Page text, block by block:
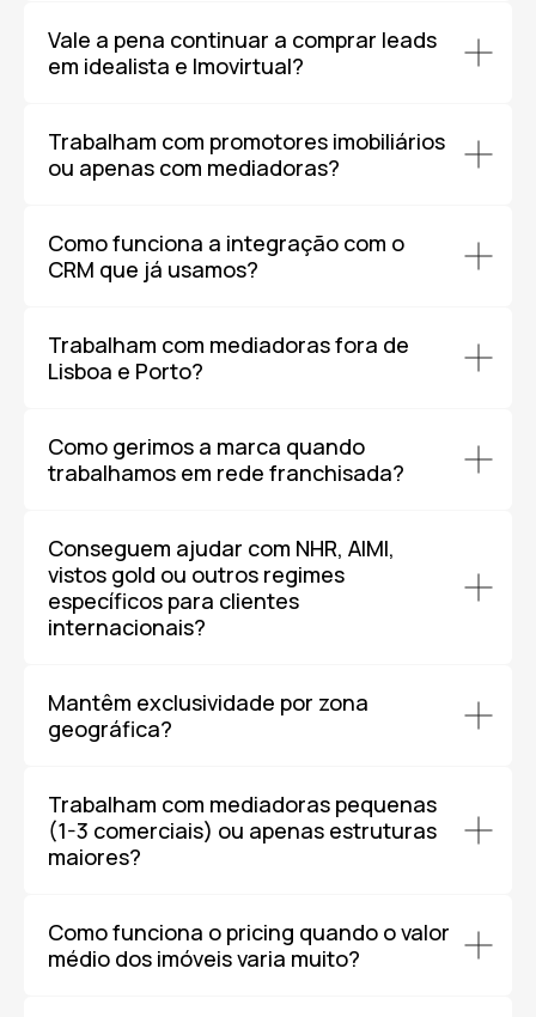
Vale a pena continuar a comprar leads
em idealista e Imovirtual?
Trabalham com promotores imobiliários
ou apenas com mediadoras?
Como funciona a integração com o
CRM que já usamos?
Trabalham com mediadoras fora de
Lisboa e Porto?
Como gerimos a marca quando
trabalhamos em rede franchisada?
Conseguem ajudar com NHR, AIMI,
vistos gold ou outros regimes
específicos para clientes
internacionais?
Mantêm exclusividade por zona
geográfica?
Trabalham com mediadoras pequenas
(1-3 comerciais) ou apenas estruturas
maiores?
Como funciona o pricing quando o valor
médio dos imóveis varia muito?